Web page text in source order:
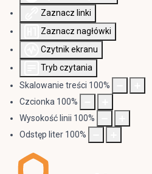
Zaznacz linki
Zaznacz nagłówki
Czytnik ekranu
Tryb czytania
Skalowanie treści 100%
Czcionka 100%
Wysokość linii 100%
Odstęp liter 100%